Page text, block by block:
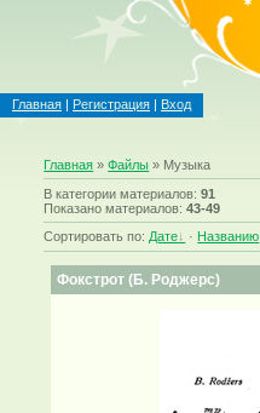
Главная | Регистрация | Вход
Главная »Файлы » Музыка
В категории материалов:91
Показано материалов:43-49
Сортировать по: Дате · Названию
Фокстрот (Б. Роджерс)